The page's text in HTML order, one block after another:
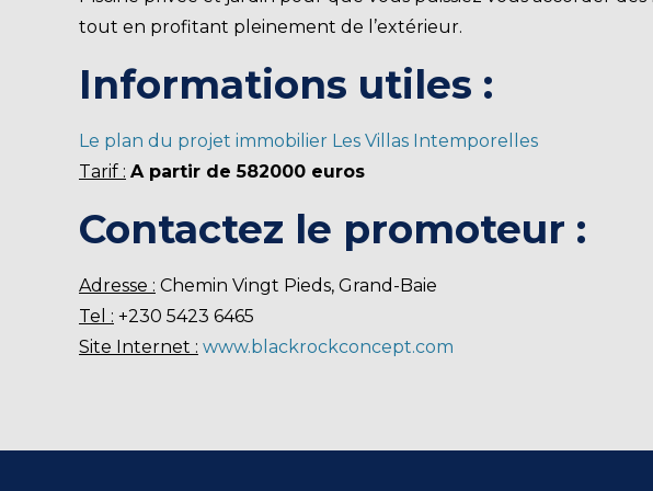
tout en profitant pleinement de l’extérieur.
Informations utiles :
Le plan du projet immobilier Les Villas Intemporelles
Tarif : A partir de 582000 euros
Contactez le promoteur :
Adresse : Chemin Vingt Pieds, Grand-Baie
Tel : +230 5423 6465
Site Internet : www.blackrockconcept.com